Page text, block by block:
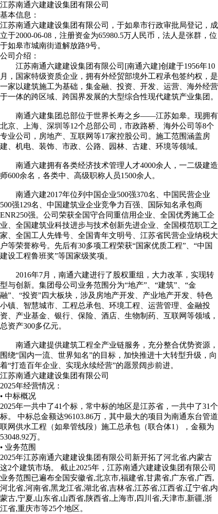
江苏南通六建建设集团有限公司
基本信息：
江苏南通六建建设集团有限公司，于如皋市行政审批局登记，成
立于2000-06-08，注册资金为65980.5万人民币，法人是张群，位
于如皋市城南街道解放路9号。
公司介绍：
江苏南通六建建设集团有限公司[南通六建]创建于1956年10
月，国家特级资质企业，拥有外经贸部境外工程承包签约权，是
一家以建筑施工为基础，集金融、投资、开发、运营、海外经营
于一体的跨区域、跨国界发展的大型综合性现代建筑产业集团。
南通六建集团总部位于世界长寿之乡——江苏如皋。现拥有
北京、上海、深圳等12个总部公司，市政路桥、海外公司等8个
专业公司，房地产、互联网等17家控股公司。施工范围涵盖房
建、机电、装饰、市政、公路、园林、古建、环境等领域。
南通六建拥有各类经济技术管理人才4000余人，一二级建造
师600余名，各类中、高级职称人员1500余人。
南通六建2017年位列中国企业500强370名、中国民营企业
500强129名、中国建筑业企业竞争力百强、国际知名承包商
ENR250强。公司荣获全国守合同重信用企业、全国优秀施工企
业、全国建筑业科技进步与技术创新先进企业、全国模范职工之
家、全国工人先锋号、全国青年文明号、江苏省民营企业纳税大
户等荣誉称号。先后有30多项工程荣获“国家优质工程”、“中国
建设工程鲁班奖”等国家级奖项。
2016年7月，南通六建进行了股权重组，大力改革，实现转
型与创新。集团母公司业务范围分为“地产”、“建筑”、“金
融”、“投资”四大板块，涉及房地产开发、产业地产开发、特色
小镇、智慧城市、工程总承包、环境工程、运营管理、金融投
资、产业基金、银行、保险、酒店、生物制药、互联网等领域，
总资产300多亿元。
南通六建提供建筑工程全产业链服务，充分整合优势资源，
围绕“国内一流、世界知名”的目标，加快推进十大转型升级，向
着“打造百年企业、实现永续经营”的愿景阔步前进。
江苏南通六建建设集团有限公司
2025年经营情况：
• 中标概况
2025年一共中了41个标，常中标的地区是江苏省，一共中了31个
标。 中标总金额达96103.86万，其中最大的项目为南通东台管道
联网供水工程（如皋管线段）施工总承包（联合体1），金额为
53048.92万。
• 业务范围
2025年江苏南通六建建设集团有限公司新开拓了河北省,内蒙古
这2个建筑市场。
截止2025年，江苏南通六建建设集团有限公司
业务范围已遍布全国安徽省,北京市,福建省,甘肃省,广东省,广西,
河北省,河南省,黑龙江省,湖北省,吉林省,江苏省,江西省,辽宁省,内
蒙古,宁夏,山东省,山西省,陕西省,上海市,四川省,天津市,新疆,浙
江省,重庆市等25个地区。